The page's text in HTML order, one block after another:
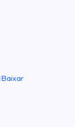
Baixar